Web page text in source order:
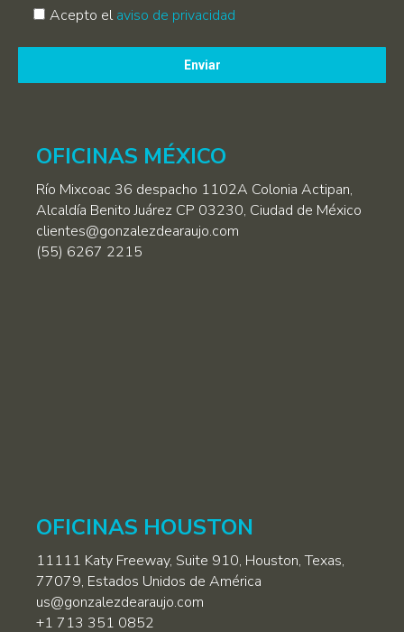
Acepto elaviso de privacidad
Por
vacío.
OFICINAS MÉXICO
Río Mixcoac 36 despacho 1102A Colonia Actipan,
Alcaldía Benito Juárez CP 03230, Ciudad de México
clientes@gonzalezdearaujo.com
(55) 6267 2215
OFICINAS HOUSTON
11111 Katy Freeway, Suite 910, Houston, Texas,
77079, Estados Unidos de América
us@gonzalezdearaujo.com
+1 713 351 0852